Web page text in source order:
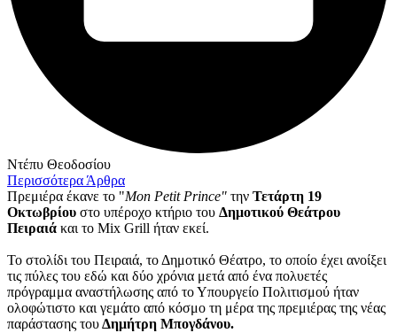
Ντέπυ Θεοδοσίου
Περισσότερα Άρθρα
Πρεμιέρα έκανε το "Mon Petit Prince" την Τετάρτη 19
Οκτωβρίου στο υπέροχο κτήριο του Δημοτικού Θεάτρου
Πειραιά και το Mix Grill ήταν εκεί.
Το στολίδι του Πειραιά, το Δημοτικό Θέατρο, το οποίο έχει ανοίξει
τις πύλες του εδώ και δύο χρόνια μετά από ένα πολυετές
πρόγραμμα αναστήλωσης από το Υπουργείο Πολιτισμού ήταν
ολοφώτιστο και γεμάτο από κόσμο τη μέρα της πρεμιέρας της νέας
παράστασης τουΔημήτρη Μπογδάνου.